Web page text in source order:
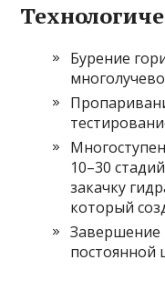
Бурение
10–30
закачку
который
Завершение
постоянной